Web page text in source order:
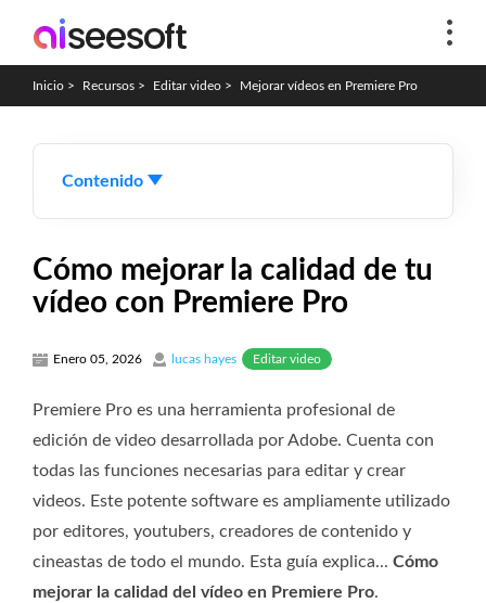
Inicio > Recursos > Editar video > Mejorar vídeos en Premiere Pro
Contenido
Cómo mejorar la calidad de tu
vídeo con Premiere Pro
Enero 05, 2026 lucas hayes Editar video
Premiere Pro es una herramienta profesional de
edición de video desarrollada por Adobe. Cuenta con
todas las funciones necesarias para editar y crear
videos. Este potente software es ampliamente utilizado
por editores, youtubers, creadores de contenido y
cineastas de todo el mundo. Esta guía explica... Cómo
mejorar la calidad del vídeo en Premiere Pro.